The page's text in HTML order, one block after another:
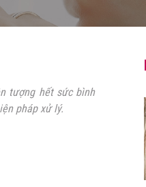
tượng hết sức bình
pháp xử lý.